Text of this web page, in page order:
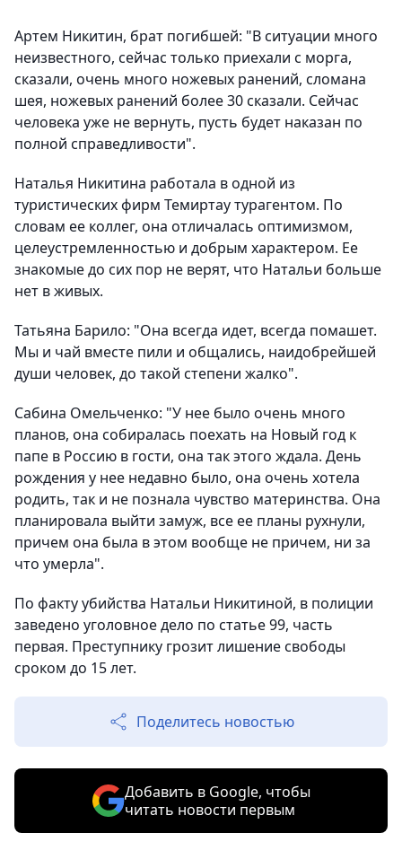
Артем Никитин, брат погибшей: "В ситуации много
неизвестного, сейчас только приехали с морга,
сказали, очень много ножевых ранений, сломана
шея, ножевых ранений более 30 сказали. Сейчас
человека уже не вернуть, пусть будет наказан по
полной справедливости".
Наталья Никитина работала в одной из
туристических фирм Темиртау турагентом. По
словам ее коллег, она отличалась оптимизмом,
целеустремленностью и добрым характером. Ее
знакомые до сих пор не верят, что Натальи больше
нет в живых.
Татьяна Барило: "Она всегда идет, всегда помашет.
Мы и чай вместе пили и общались, наидобрейшей
души человек, до такой степени жалко".
Сабина Омельченко: "У нее было очень много
планов, она собиралась поехать на Новый год к
папе в Россию в гости, она так этого ждала. День
рождения у нее недавно было, она очень хотела
родить, так и не познала чувство материнства. Она
планировала выйти замуж, все ее планы рухнули,
причем она была в этом вообще не причем, ни за
что умерла".
По факту убийства Натальи Никитиной, в полиции
заведено уголовное дело по статье 99, часть
первая. Преступнику грозит лишение свободы
сроком до 15 лет.
Поделитесь новостью
Добавить в Google, чтобы
читать новости первым